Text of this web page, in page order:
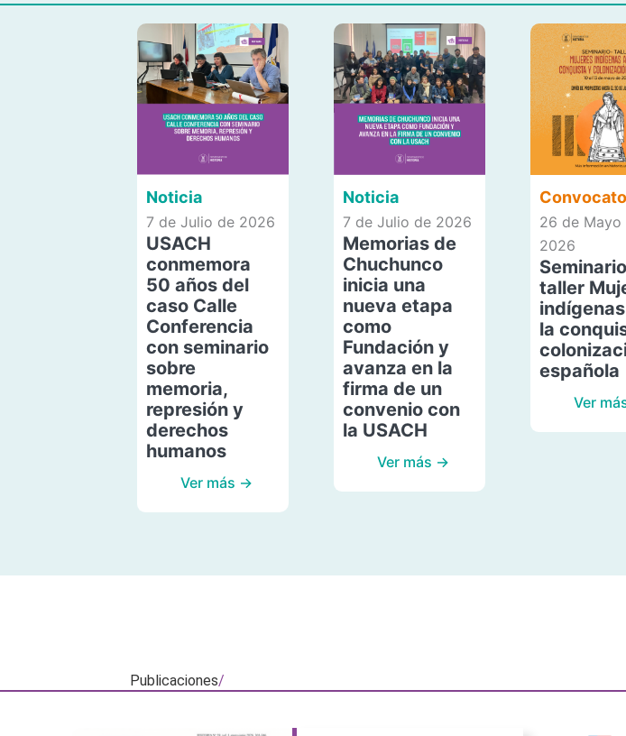
Noticia
7 de Julio de 2026
USACH
conmemora
50 años del
caso Calle
Conferencia
con seminario
sobre
memoria,
represión y
derechos
humanos
Ver más →
Noticia
7 de Julio de 2026
Memorias de
Chuchunco
inicia una
nueva etapa
como
Fundación y
avanza en la
firma de un
convenio con
la USACH
Ver más →
26 de Mayo
2026
taller
la
española
Ver
Publicaciones/